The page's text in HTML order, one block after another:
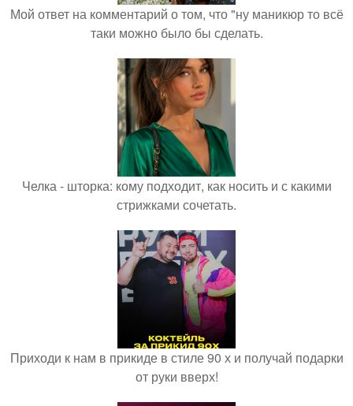
Мой ответ на комментарий о том, что "ну маникюр то всё
таки можно было бы сделать.
Челка - шторка: кому подходит, как носить и с какими
стрижками сочетать.
Приходи к нам в прикиде в стиле 90 х и получай подарки
от руки вверх!